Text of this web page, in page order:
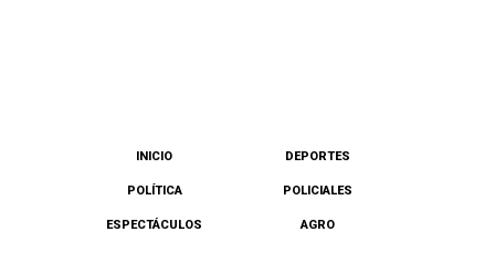
INICIO DEPORTES
POLÍTICA POLICIALES
ESPECTÁCULOS AGRO